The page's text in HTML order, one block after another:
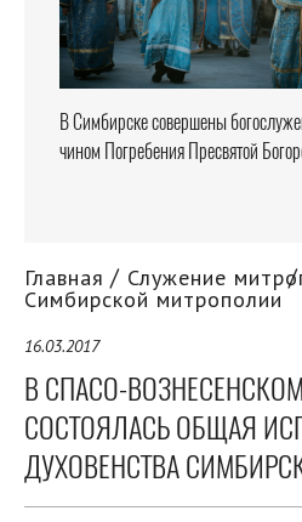
В Симбирске совершены
чином Погребения Пресвятой
Главная Служение
Симбирской митрополии
16.03.2017
В СПАСО-
СОСТОЯЛАСЬ ОБЩАЯ
ДУХОВЕНСТВА